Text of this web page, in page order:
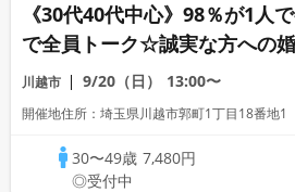
《30代40代中心》98％が1人
で全員トーク☆誠実な方への
ー
川越市 9/20（日） 13:00〜
開催地住所：埼玉県川越市郭町1丁目18番地
30〜49歳 7,480円
◎受付中